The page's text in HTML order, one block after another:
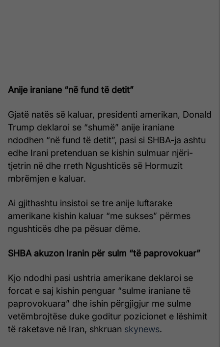
Anije iraniane “në fund të detit”
Gjatë natës së kaluar, presidenti amerikan, Donald
Trump deklaroi se “shumë” anije iraniane
ndodhen “në fund të detit”, pasi si SHBA-ja ashtu
edhe Irani pretenduan se kishin sulmuar njëri-
tjetrin në dhe rreth Ngushticës së Hormuzit
mbrëmjen e kaluar.
Ai gjithashtu insistoi se tre anije luftarake
amerikane kishin kaluar “me sukses” përmes
ngushticës dhe pa pësuar dëme.
SHBA akuzon Iranin për sulm “të paprovokuar”
Kjo ndodhi pasi ushtria amerikane deklaroi se
forcat e saj kishin penguar “sulme iraniane të
paprovokuara” dhe ishin përgjigjur me sulme
vetëmbrojtëse duke goditur pozicionet e lëshimit
të raketave në Iran, shkruan skynews.